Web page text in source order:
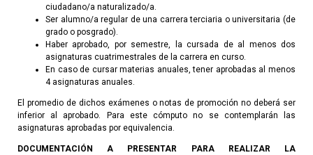
ciudadano/a naturalizado/a.
Ser alumno/a regular de una carrera terciaria o universitaria (de
grado o posgrado).
Haber aprobado, por semestre, la cursada de al menos dos
asignaturas cuatrimestrales de la carrera en curso.
En caso de cursar materias anuales, tener aprobadas al menos
4 asignaturas anuales.
El promedio de dichos exámenes o notas de promoción no deberá ser
inferior al aprobado. Para este cómputo no se contemplarán las
asignaturas aprobadas por equivalencia.
DOCUMENTACIÓN A PRESENTAR PARA REALIZAR LA